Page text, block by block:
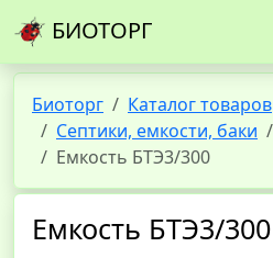
БИОТОРГ
Биоторг
Каталог товаров
Септики, емкости, баки
Емкость БТЭ3/300
Емкость БТЭ3/300